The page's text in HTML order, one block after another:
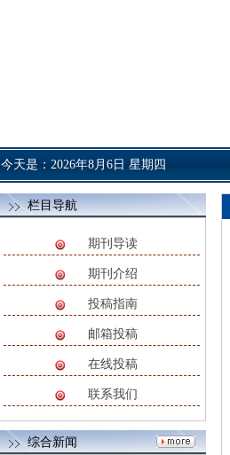
今天是：2026年8月6日 星期四
栏目导航
期刊导读
期刊介绍
投稿指南
邮箱投稿
在线投稿
联系我们
综合新闻